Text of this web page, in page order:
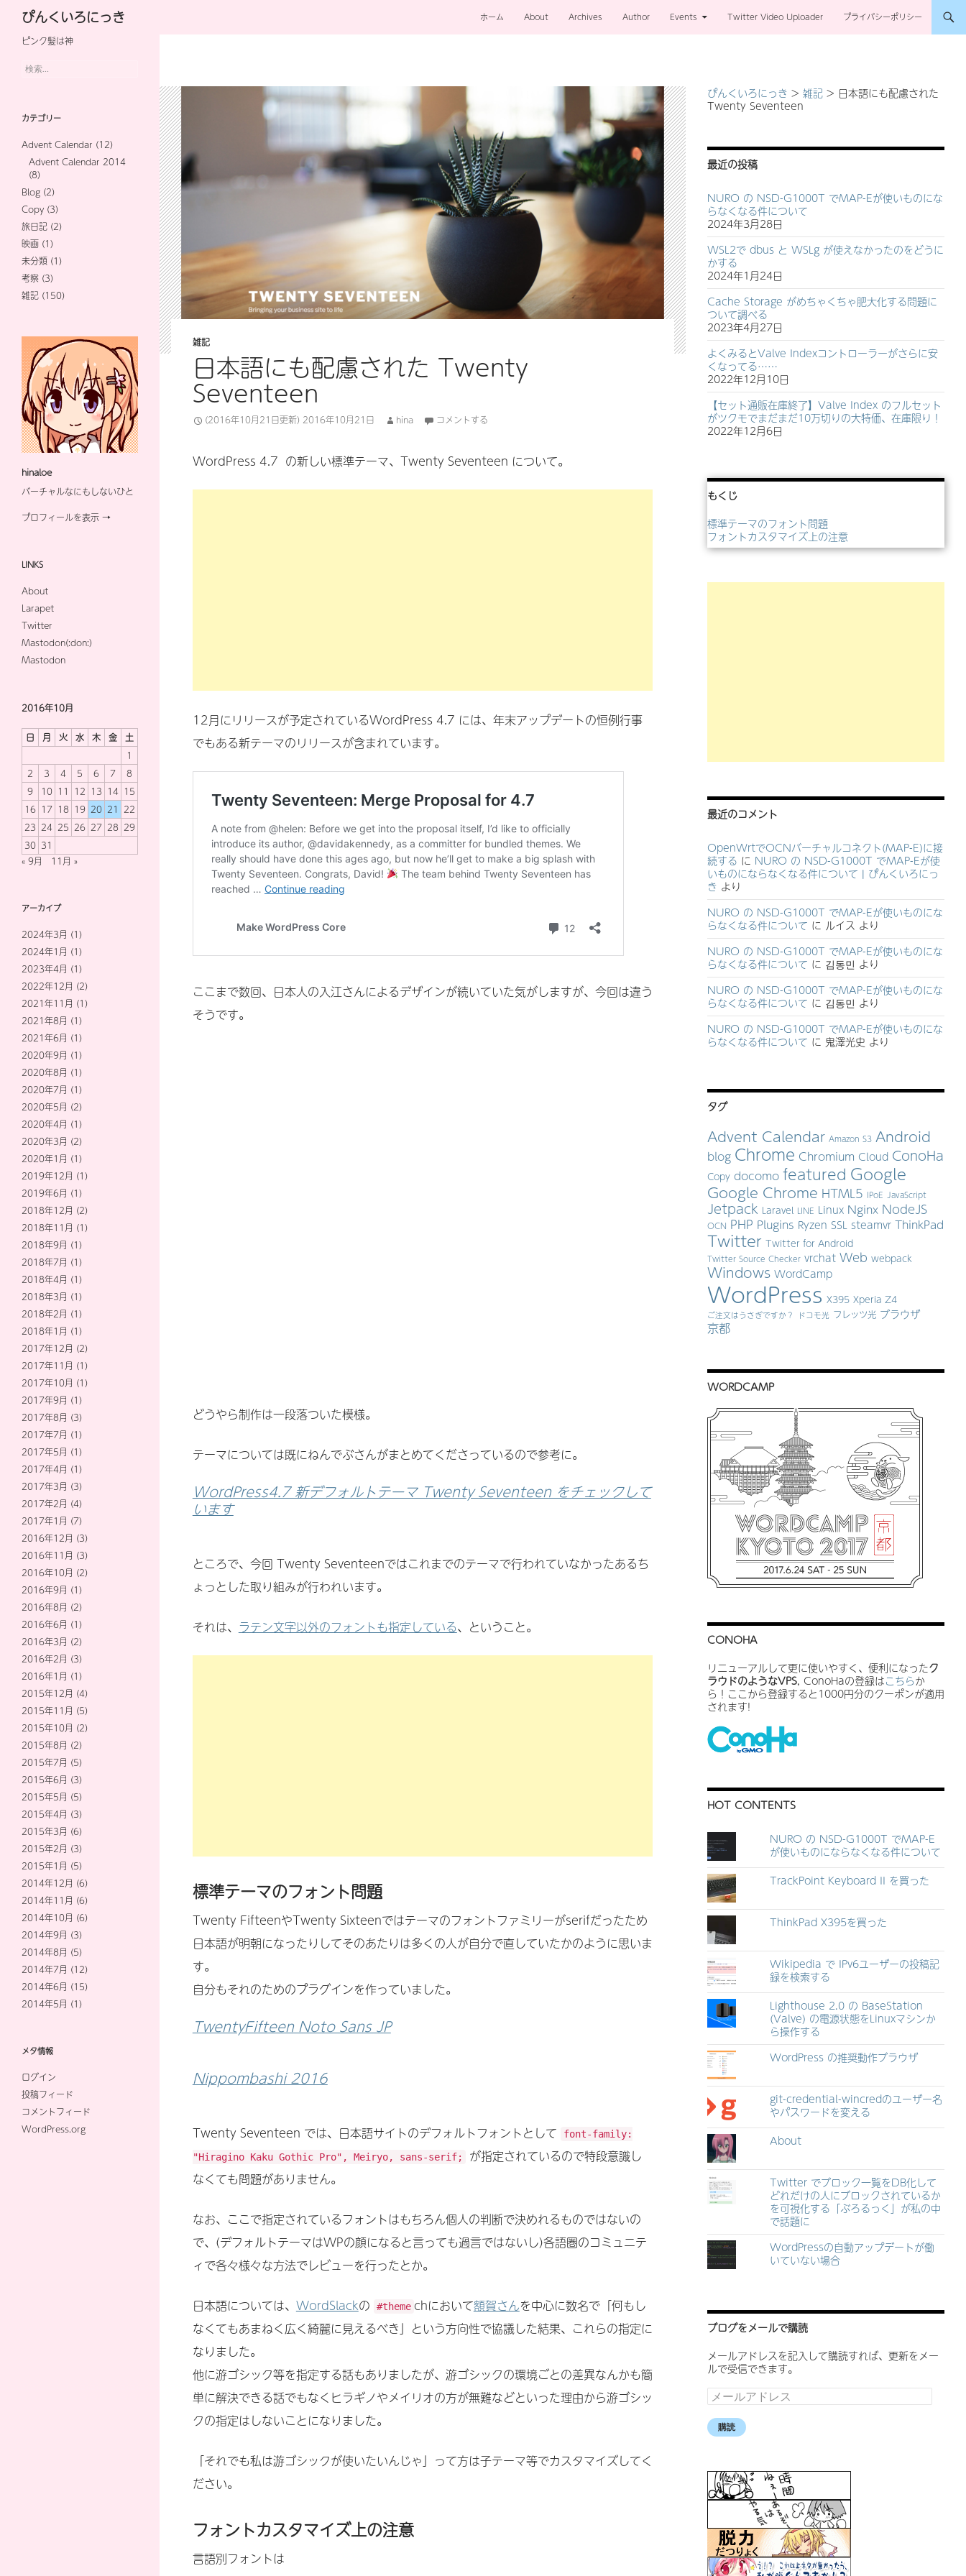
ぴんくいろにっき ホーム About Archives Author Events Twitter Video Uploader プライバシーポリシー
雑記
日本語にも配慮された Twenty
Seventeen
(2016年10月21日更新) 2016年10月21日 hina コメントする
WordPress 4.7 の新しい標準テーマ、Twenty Seventeen について。
12月にリリースが予定されているWordPress 4.7 には、年末アップデートの恒例行事
でもある新テーマのリリースが含まれています。
ここまで数回、日本人の入江さんによるデザインが続いていた気がしますが、今回は違う
そうです。
どうやら制作は一段落ついた模様。
テーマについては既にねんでぶさんがまとめてくださっているので参考に。
WordPress4.7 新デフォルトテーマ Twenty Seventeen をチェックして
います
ところで、今回 Twenty Seventeenではこれまでのテーマで行われていなかったあるち
ょっとした取り組みが行われいます。
それは、 ラテン文字以外のフォントも指定している、ということ。
標準テーマのフォント問題
Twenty FifteenやTwenty Sixteenではテーマのフォントファミリーがserifだったため
日本語が明朝になったりしてそのあたりは多くの人が自分で直していたかのように思いま
す。
自分もそれのためのプラグインを作っていました。
TwentyFifteen Noto Sans JP
Nippombashi 2016
Twenty Seventeen では、日本語サイトのデフォルトフォントとして
font-family:
"Hiragino Kaku Gothic Pro", Meiryo, sans-serif;
が指定されているので特段意識し
なくても問題がありません。
なお、ここで指定されているフォントはもちろん個人の判断で決めれるものではないの
で、(デフォルトテーマはWPの顔になると言っても過言ではないし)各語圏のコミュニテ
ィで各々様々な方法でレビューを行ったとか。
日本語については、 WordSlackの #theme chにおいて額賀さんを中心に数名で「何もし
なくてもあまねく広く綺麗に見えるべき」という方向性で協議した結果、これらの指定に
なりました。
他に游ゴシック等を指定する話もありましたが、游ゴシックの環境ごとの差異なんかも簡
単に解決できる話でもなくヒラギノやメイリオの方が無難などといった理由から游ゴシッ
クの指定はしないことになりました。
「それでも私は游ゴシックが使いたいんじゃ」って方は子テーマ等でカスタマイズしてく
ださい。
フォントカスタマイズ上の注意
言語別フォントは
ぴんくいろにっき > 雑記> 日本語にも配慮された
Twenty Seventeen
最近の投稿
NURO の NSD-G1000T でMAP-Eが使いものにな
らなくなる件について
2024年3月28日
WSL2で dbus と WSLg が使えなかったのをどうに
かする
2024年1月24日
Cache Storage がめちゃくちゃ肥大化する問題に
ついて調べる
2023年4月27日
よくみるとValve Indexコントローラーがさらに安
くなってる……
2022年12月10日
【セット通販在庫終了】Valve Index のフルセット
がツクモでまだまだ10万切りの大特価、在庫限り！
2022年12月6日
もくじ
標準テーマのフォント問題
フォントカスタマイズ上の注意
最近のコメント
OpenWrtでOCNバーチャルコネクト(MAP-E)に接
続する に NURO の NSD-G1000T でMAP-Eが使
いものにならなくなる件について | ぴんくいろにっ
き より
NURO の NSD-G1000T でMAP-Eが使いものにな
らなくなる件について に ルイス より
NURO の NSD-G1000T でMAP-Eが使いものにな
らなくなる件について に 김동민 より
NURO の NSD-G1000T でMAP-Eが使いものにな
らなくなる件について に 김동민 より
NURO の NSD-G1000T でMAP-Eが使いものにな
らなくなる件について に 鬼澤光史 より
タグ
Advent Calendar Amazon S3 Android
blog Chrome Chromium Cloud ConoHa
Copy docomo featured Google
Google Chrome HTML5 IPoE JavaScript
Jetpack Laravel LINE Linux Nginx NodeJS
OCN PHP Plugins Ryzen SSL steamvr ThinkPad
Twitter Twitter for Android
Twitter Source Checker vrchat Web webpack
Windows WordCamp
WordPress X395 Xperia Z4
ご注文はうさぎですか？ ドコモ光 フレッツ光 ブラウザ
京都
WORDCAMP
CONOHA
リニューアルして更に使いやすく、便利になったク
ラウドのようなVPS, ConoHaの登録はこちらか
ら！ここから登録すると1000円分のクーポンが適用
されます!
HOT CONTENTS
NURO の NSD-G1000T でMAP-E
が使いものにならなくなる件について
TrackPoint Keyboard II を買った
ThinkPad X395を買った
Wikipedia で IPv6ユーザーの投稿記
録を検索する
Lighthouse 2.0 の BaseStation
(Valve) の電源状態をLinuxマシンか
ら操作する
WordPress の推奨動作ブラウザ
git-credential-wincredのユーザー名
やパスワードを変える
About
Twitter でブロック一覧をDB化して
どれだけの人にブロックされているか
を可視化する「ぶろるっく」が私の中
で話題に
WordPressの自動アップデートが働
いていない場合
ブログをメールで購読
メールアドレスを記入して購読すれば、更新をメー
ルで受信できます。
メ
ー
ル
ア
ス
購読
ピンク髪は神
検
カテゴリー
Advent Calendar (12)
Advent Calendar 2014
(8)
Blog (2)
Copy (3)
旅日記 (2)
映画 (1)
未分類 (1)
考察 (3)
雑記 (150)
hinaloe
バーチャルなにもしないひと
プロフィールを表示 →
LINKS
About
Larapet
Twitter
Mastodon(:don:)
Mastodon
2016年10月
日 月 火 水 木 金
土
1
2
3 4 5 6 7
8
9
10 11 12 13 14 15
16 17 18 19 20 21 22
23 24 25 26 27 28 29
30 31
« 9月
11月 »
アーカイブ
2024年3月 (1)
2024年1月 (1)
2023年4月 (1)
2022年12月 (2)
2021年11月 (1)
2021年8月 (1)
2021年6月 (1)
2020年9月 (1)
2020年8月 (1)
2020年7月 (1)
2020年5月 (2)
2020年4月 (1)
2020年3月 (2)
2020年1月 (1)
2019年12月 (1)
2019年6月 (1)
2018年12月 (2)
2018年11月 (1)
2018年9月 (1)
2018年7月 (1)
2018年4月 (1)
2018年3月 (1)
2018年2月 (1)
2018年1月 (1)
2017年12月 (2)
2017年11月 (1)
2017年10月 (1)
2017年9月 (1)
2017年8月 (3)
2017年7月 (1)
2017年5月 (1)
2017年4月 (1)
2017年3月 (3)
2017年2月 (4)
2017年1月 (7)
2016年12月 (3)
2016年11月 (3)
2016年10月 (2)
2016年9月 (1)
2016年8月 (2)
2016年6月 (1)
2016年3月 (2)
2016年2月 (3)
2016年1月 (1)
2015年12月 (4)
2015年11月 (5)
2015年10月 (2)
2015年8月 (2)
2015年7月 (5)
2015年6月 (3)
2015年5月 (5)
2015年4月 (3)
2015年3月 (6)
2015年2月 (3)
2015年1月 (5)
2014年12月 (6)
2014年11月 (6)
2014年10月 (6)
2014年9月 (3)
2014年8月 (5)
2014年7月 (12)
2014年6月 (15)
2014年5月 (1)
メタ情報
ログイン
投稿フィード
コメントフィード
WordPress.org